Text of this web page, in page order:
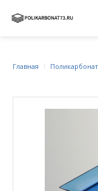
Главная Поликарбонат